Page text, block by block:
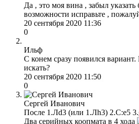
Да , это моя вина , забыл
возможности исправьте ,
20 сентября 2020 11:36
0
Ильф
С конем сразу появился
искать?
20 сентября 2020 11:50
0
Сергей Иванович
После 1.Лd3 (или 1.Лh3) 2.С:е5
Два серийных коопмата в 4 хода